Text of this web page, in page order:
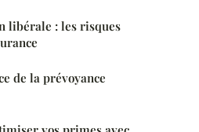
libérale : les risques
de la prévoyance